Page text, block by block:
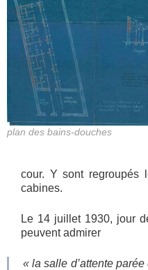
plan des bains-douches
cour. Y sont regroupés
cabines.
Le 14 juillet 1930, jour
peuvent admirer
« la salle d’attente